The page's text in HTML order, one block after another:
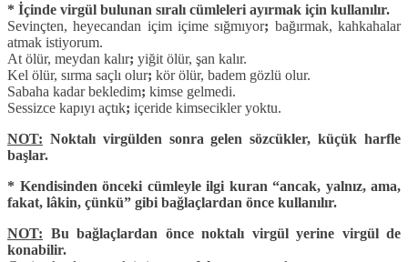
* İçinde virgül bulunan sıralı cümleleri ayırmak için kullanılır.
Sevinçten, heyecandan içim içime sığmıyor; bağırmak, kahkahalar
atmak istiyorum.
At ölür, meydan kalır; yiğit ölür, şan kalır.
Kel ölür, sırma saçlı olur; kör ölür, badem gözlü olur.
Sabaha kadar bekledim; kimse gelmedi.
Sessizce kapıyı açtık; içeride kimsecikler yoktu.
NOT: Noktalı virgülden sonra gelen sözcükler, küçük harfle
başlar.
* Kendisinden önceki cümleyle ilgi kuran “ancak, yalnız, ama,
fakat, lâkin, çünkü” gibi bağlaçlardan önce kullanılır.
NOT: Bu bağlaçlardan önce noktalı virgül yerine virgül de
konabilir.